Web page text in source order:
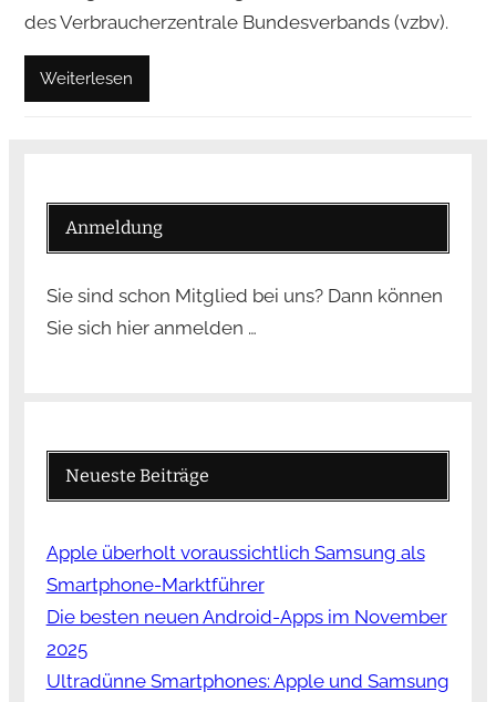
des Verbraucherzentrale Bundesverbands (vzbv).
Weiterlesen
Anmeldung
Sie sind schon Mitglied bei uns? Dann können
Sie sich hier anmelden …
Neueste Beiträge
Apple überholt voraussichtlich Samsung als
Smartphone-Marktführer
Die besten neuen Android-Apps im November
2025
Ultradünne Smartphones: Apple und Samsung